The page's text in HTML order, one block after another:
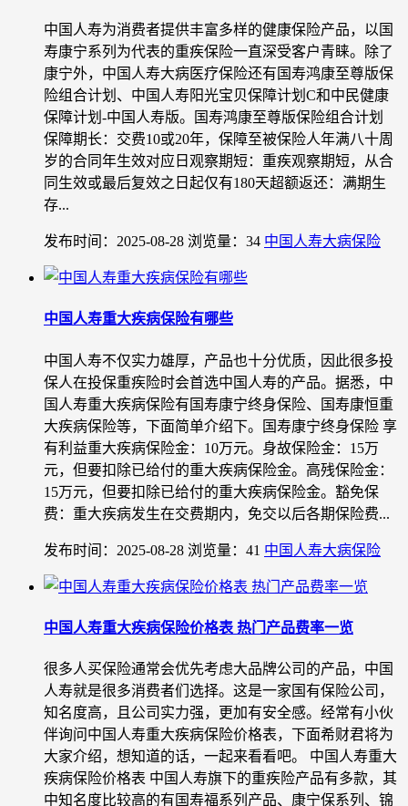
中国人寿为消费者提供丰富多样的健康保险产品，以国
寿康宁系列为代表的重疾保险一直深受客户青睐。除了
康宁外，中国人寿大病医疗保险还有国寿鸿康至尊版保
险组合计划、中国人寿阳光宝贝保障计划C和中民健康
保障计划-中国人寿版。国寿鸿康至尊版保险组合计划
保障期长：交费10或20年，保障至被保险人年满八十周
岁的合同年生效对应日观察期短：重疾观察期短，从合
同生效或最后复效之日起仅有180天超额返还：满期生
存...
发布时间：2025-08-28 浏览量：34 中国人寿大病保险
中国人寿重大疾病保险有哪些
中国人寿不仅实力雄厚，产品也十分优质，因此很多投
保人在投保重疾险时会首选中国人寿的产品。据悉，中
国人寿重大疾病保险有国寿康宁终身保险、国寿康恒重
大疾病保险等，下面简单介绍下。国寿康宁终身保险 享
有利益重大疾病保险金：10万元。身故保险金：15万
元，但要扣除已给付的重大疾病保险金。高残保险金：
15万元，但要扣除已给付的重大疾病保险金。豁免保
费：重大疾病发生在交费期内，免交以后各期保险费...
发布时间：2025-08-28 浏览量：41 中国人寿大病保险
中国人寿重大疾病保险价格表 热门产品费率一览
很多人买保险通常会优先考虑大品牌公司的产品，中国
人寿就是很多消费者们选择。这是一家国有保险公司，
知名度高，且公司实力强，更加有安全感。经常有小伙
伴询问中国人寿重大疾病保险价格表，下面希财君将为
大家介绍，想知道的话，一起来看看吧。 中国人寿重大
疾病保险价格表 中国人寿旗下的重疾险产品有多款，其
中知名度比较高的有国寿福系列产品、康宁保系列、锦